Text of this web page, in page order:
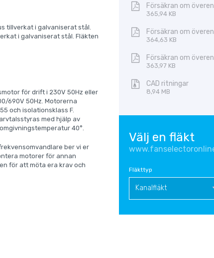
tillverkat i galvaniserat stål.
i galvaniserat stål. Fläkten
för drift i 230V 50Hz eller
690V 50Hz. Motorerna
och isolationsklass F.
med hjälp av
40°.
ber vi er
motorer för annan
för att möta era krav och
Försäkran om
365,94 KB
Försäkran om
364,63 KB
Försäkran om
363,97 KB
CAD ritningar
8,94 MB
Välj en fläkt
Fläkttyp
Kanalfläkt